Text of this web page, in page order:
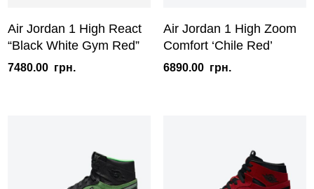
Air Jordan 1 High React
“Black White Gym Red”
7480.00 грн.
Air Jordan 1 High Zoom
Comfort ‘Chile Red’
6890.00 грн.